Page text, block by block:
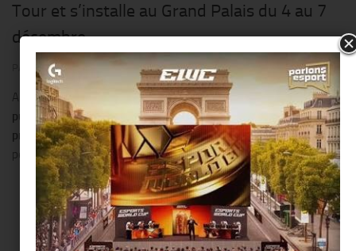
Tour et s’installe au Grand Palais du 4 au 7
décembre
THIERRY KER 4 DÉCEMBRE 2014
Après avoir été exposéetrois semaines sur le Champ de Mars
puis Paris Plages, la Tour Bistro de Fermob inaugure aujourd’huila
première édition d’ « Osons la France »à Paris, en s’installant
pendant quatre jours au Grand Palais.